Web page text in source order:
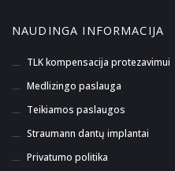
NAUDINGA INFORMACIJA
TLK kompensacija protezavimui
Medlizingo paslauga
Teikiamos paslaugos
Straumann dantų implantai
Privatumo politika